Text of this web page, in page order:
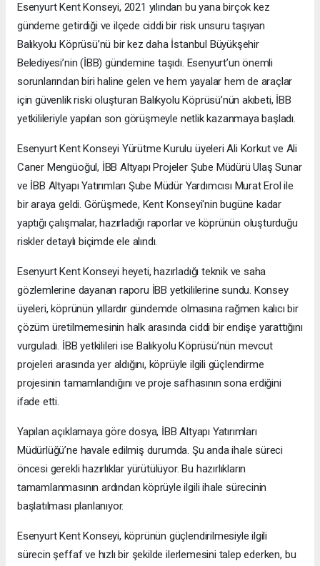
Esenyurt Kent Konseyi, 2021 yılından bu yana birçok kez
gündeme getirdiği ve ilçede ciddi bir risk unsuru taşıyan
Balıkyolu Köprüsü’nü bir kez daha İstanbul Büyükşehir
Belediyesi’nin (İBB) gündemine taşıdı. Esenyurt’un önemli
sorunlarından biri haline gelen ve hem yayalar hem de araçlar
için güvenlik riski oluşturan Balıkyolu Köprüsü’nün akıbeti, İBB
yetkilileriyle yapılan son görüşmeyle netlik kazanmaya başladı.
Esenyurt Kent Konseyi Yürütme Kurulu üyeleri Ali Korkut ve Ali
Caner Mengüoğul, İBB Altyapı Projeler Şube Müdürü Ulaş Sunar
ve İBB Altyapı Yatırımları Şube Müdür Yardımcısı Murat Erol ile
bir araya geldi. Görüşmede, Kent Konseyi'nin bugüne kadar
yaptığı çalışmalar, hazırladığı raporlar ve köprünün oluşturduğu
riskler detaylı biçimde ele alındı.
Esenyurt Kent Konseyi heyeti, hazırladığı teknik ve saha
gözlemlerine dayanan raporu İBB yetkililerine sundu. Konsey
üyeleri, köprünün yıllardır gündemde olmasına rağmen kalıcı bir
çözüm üretilmemesinin halk arasında ciddi bir endişe yarattığını
vurguladı. İBB yetkilileri ise Balıkyolu Köprüsü’nün mevcut
projeleri arasında yer aldığını, köprüyle ilgili güçlendirme
projesinin tamamlandığını ve proje safhasının sona erdiğini
ifade etti.
Yapılan açıklamaya göre dosya, İBB Altyapı Yatırımları
Müdürlüğü’ne havale edilmiş durumda. Şu anda ihale süreci
öncesi gerekli hazırlıklar yürütülüyor. Bu hazırlıkların
tamamlanmasının ardından köprüyle ilgili ihale sürecinin
başlatılması planlanıyor.
Esenyurt Kent Konseyi, köprünün güçlendirilmesiyle ilgili
sürecin şeffaf ve hızlı bir şekilde ilerlemesini talep ederken, bu